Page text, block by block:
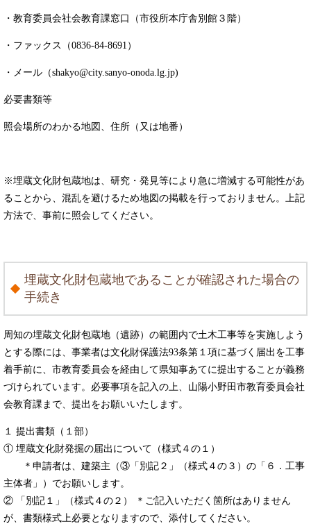
・教育委員会社会教育課窓口（市役所本庁舎別館３階）
・ファックス（0836-84-8691）
・メール（shakyo@city.sanyo-onoda.lg.jp)
必要書類等
照会場所のわかる地図、住所（又は地番）
※埋蔵文化財包蔵地は、研究・発見等により急に増減する可能性があ
ることから、混乱を避けるため地図の掲載を行っておりません。上記
方法で、事前に照会してください。
埋蔵文化財包蔵地であることが確認された場合の
手続き
周知の埋蔵文化財包蔵地（遺跡）の範囲内で土木工事等を実施しよう
とする際には、事業者は文化財保護法93条第１項に基づく届出を工事
着手前に、市教育委員会を経由して県知事あてに提出することが義務
づけられています。必要事項を記入の上、山陽小野田市教育委員会社
会教育課まで、提出をお願いいたします。
１ 提出書類（１部）
① 埋蔵文化財発掘の届出について（様式４の１）
＊申請者は、建築主（③「別記２」（様式４の３）の「６．工事
主体者」）でお願いします。
② 「別記１」（様式４の２） ＊ご記入いただく箇所はありません
が、書類様式上必要となりますので、添付してください。